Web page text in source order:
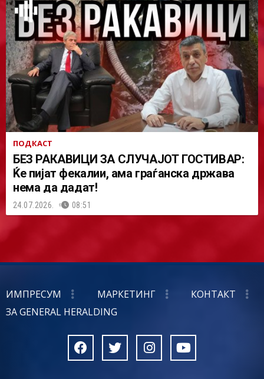
ПОДКАСТ
БЕЗ РАКАВИЦИ ЗА СЛУЧАЈОТ ГОСТИВАР:
Ќе пијат фекалии, ама граѓанска држава
нема да дадат!
24.07.2026. 08:51
ИМПРЕСУМ МАРКЕТИНГ
КОНТАКТ
ЗА GENERAL HERALDING